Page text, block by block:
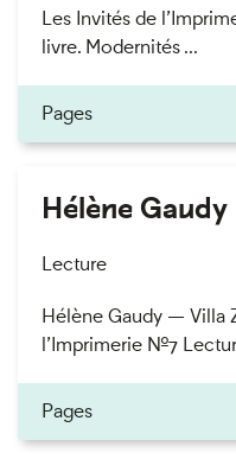
Les Invités de
livre. Modernités ...
Pages
Hélène
Lecture
Hélène Gaudy — Villa
l’Imprimerie n°7
Pages